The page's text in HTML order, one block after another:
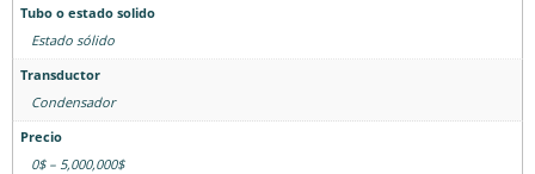
Tubo o estado solido
Estado sólido
Transductor
Condensador
Precio
0$ – 5,000,000$